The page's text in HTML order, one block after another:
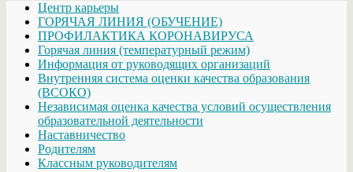
Центр карьеры
ГОРЯЧАЯ ЛИНИЯ (ОБУЧЕНИЕ)
ПРОФИЛАКТИКА КОРОНАВИРУСА
Горячая линия (температурный режим)
Информация от руководящих организаций
Внутренняя система оценки качества образования
(ВСОКО)
Независимая оценка качества условий осуществления
образовательной деятельности
Наставничество
Родителям
Классным руководителям